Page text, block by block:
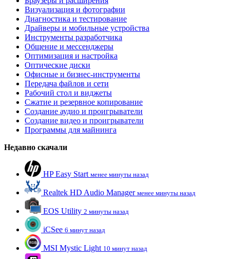
Визуализация и фотографии
Диагностика и тестирование
Драйверы и мобильные устройства
Инструменты разработчика
Общение и мессенджеры
Оптимизация и настройка
Оптические диски
Офисные и бизнес-инструменты
Передача файлов и сети
Рабочий стол и виджеты
Сжатие и резервное копирование
Создание аудио и проигрыватели
Создание видео и проигрыватели
Программы для майнинга
Недавно скачали
HP Easy Start менее минуты назад
Realtek HD Audio Manager менее минуты назад
EOS Utility 2 минуты назад
iCSee 6 минут назад
MSI Mystic Light 10 минут назад